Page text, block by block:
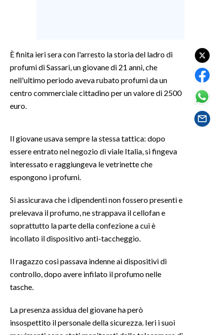
CULTURA
SPETTACOLI
SALUTE
SARDEGNA TURISMO
NOTIZIE
EVENTI
#CARAUNIONE
3 MINUTI CON
INSULARITÀ
INFO AZIENDE
ABBONATI
È finita ieri sera con l'arresto la storia del ladro di
profumi di Sassari, un giovane di 21 anni, che
nell'ultimo periodo aveva rubato profumi da un
centro commerciale cittadino per un valore di 2500
euro.
Il giovane usava sempre la stessa tattica: dopo
essere entrato nel negozio di viale Italia, si fingeva
interessato e raggiungeva le vetrinette che
espongono i profumi.
Si assicurava che i dipendenti non fossero presenti e
prelevava il profumo, ne strappava il cellofan e
soprattutto la parte della confezione a cui è
incollato il dispositivo anti-taccheggio.
Il ragazzo cosi passava indenne ai dispositivi di
controllo, dopo avere infilato il profumo nelle
tasche.
La presenza assidua del giovane ha però
insospettito il personale della sicurezza. Ieri i suoi